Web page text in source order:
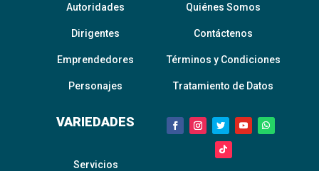
Autoridades
Dirigentes
Emprendedores
Personajes
VARIEDADES
Servicios
Quiénes Somos
Contáctenos
Términos y Condiciones
Tratamiento de Datos